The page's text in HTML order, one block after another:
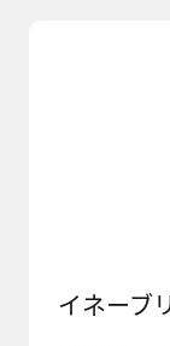
イネーブ